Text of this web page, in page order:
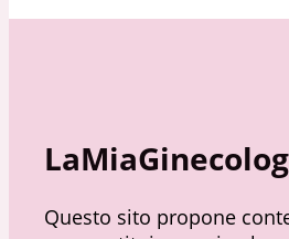
Questo sito propone